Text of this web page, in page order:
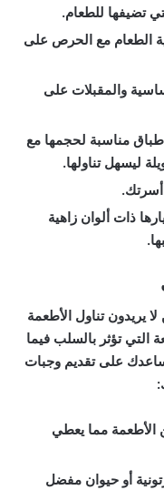
تضيفها للطعام.
الطعام مع الحرص على
والمقبلات على
مناسبة لحجمها مع
ليسهل تناولها.
أسرتك.
ذات ألوان زاهية
يريدون تناول الأطعمة
التي تؤثر بالسلب فيما
على تقديم وجبات
الأطعمة مما يعطي
أو حيوان مفضل